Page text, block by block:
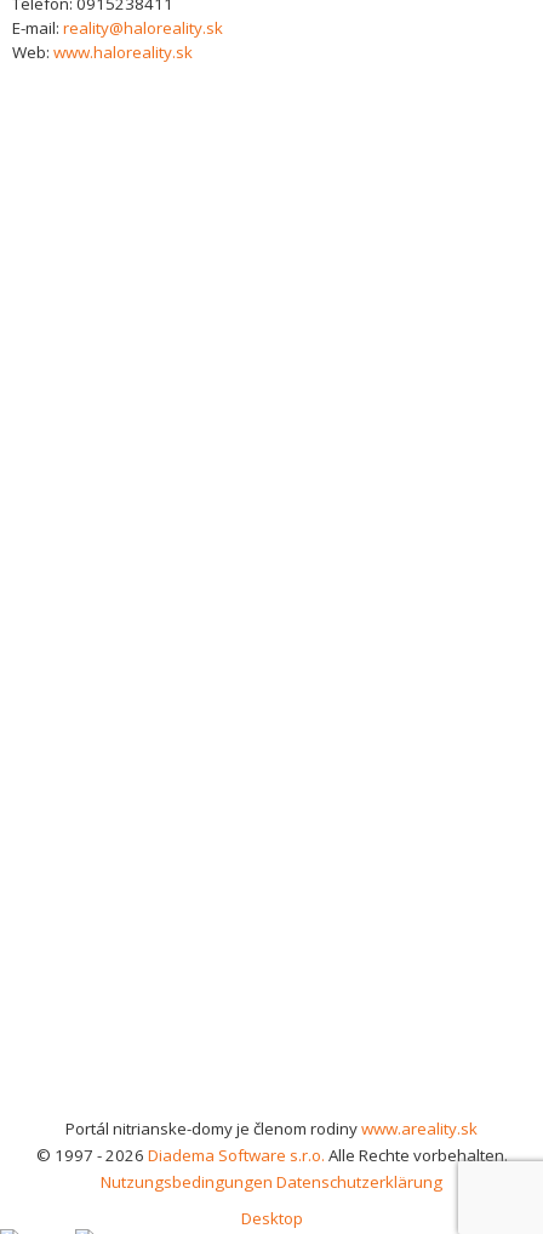
E-mail: reality@haloreality.sk
Web: www.haloreality.sk
Portál nitrianske-domy je členom rodinywww.areality.sk
© 1997 - 2026 Diadema Software s.r.o. Alle Rechte vorbehalten.
Nutzungsbedingungen Datenschutzerklärung
Desktop